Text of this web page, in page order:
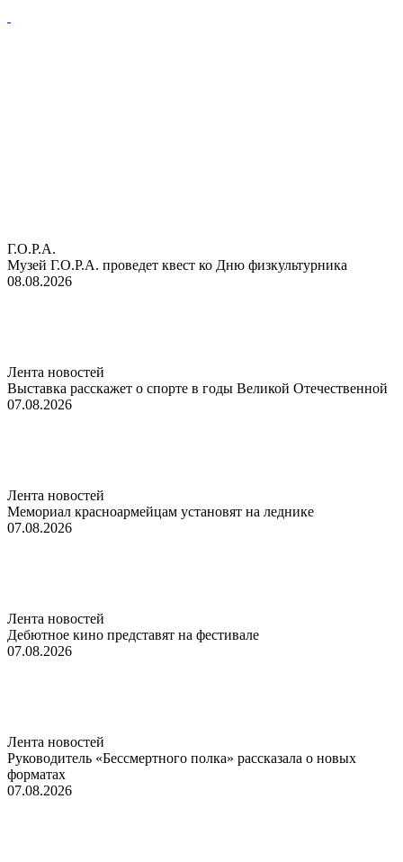
Г.О.Р.А.
Музей Г.О.Р.А. проведет квест ко Дню физкультурника
08.08.2026
Лента новостей
Выставка расскажет о спорте в годы Великой Отечественной
07.08.2026
Лента новостей
Мемориал красноармейцам установят на леднике
07.08.2026
Лента новостей
Дебютное кино представят на фестивале
07.08.2026
Лента новостей
Руководитель «Бессмертного полка» рассказала о новых
форматах
07.08.2026